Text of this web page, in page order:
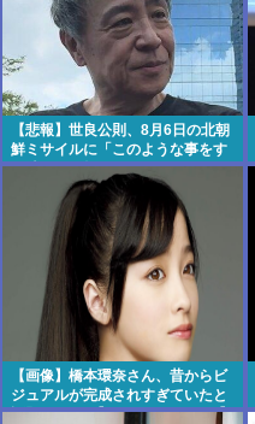
【悲報】世良公則、8月6日の北朝
鮮ミサイルに「このような事をす
る隣国」と怒りか
【画像】橋本環奈さん、昔からビ
ジュアルが完成されすぎていたと
話題にwww 【Pickup07091609】